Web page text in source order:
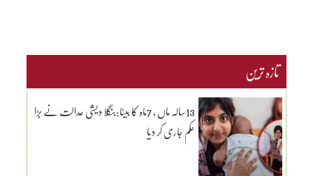
تازہ ترین
13سالہ ماں ، 7ماہ کا بیٹا:بنگلا دیشی عدالت نے بڑا
حکم جاری کر دیا